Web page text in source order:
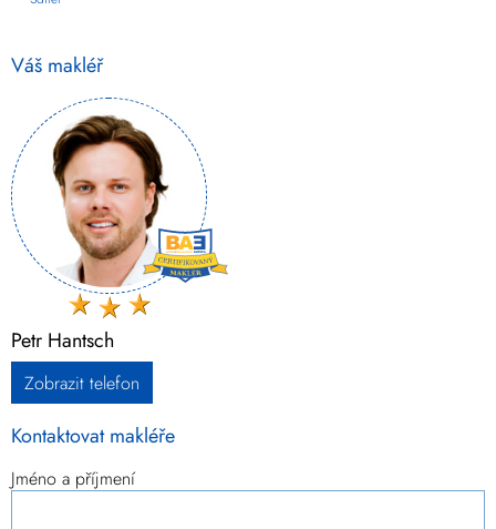
Váš makléř
Petr Hantsch
Zobrazit telefon
Kontaktovat makléře
Jméno a příjmení